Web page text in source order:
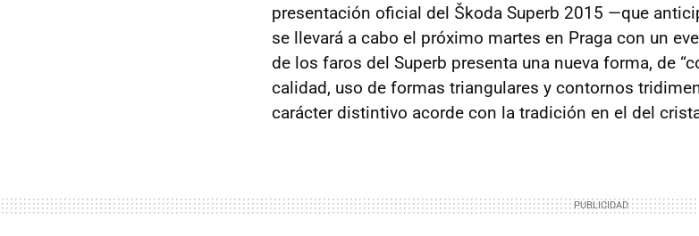
presentación oficial del Škoda Superb 2015 —que
se llevará a cabo el próximo martes en Praga con un
de los faros del Superb presenta una nueva forma, de
calidad, uso de formas triangulares y contornos
carácter distintivo acorde con la tradición en el del